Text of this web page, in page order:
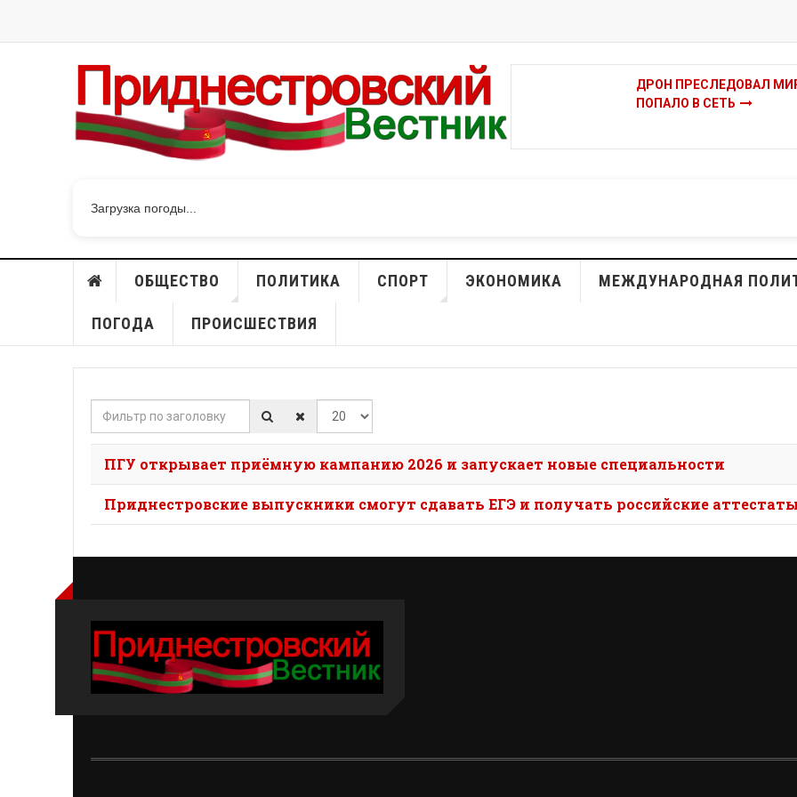
ДРОН ПРЕСЛЕДОВАЛ
ПОПАЛО В СЕТЬ
Загрузка погоды...
ОБЩЕСТВО ПОЛИТИКА СПОРТ ЭКОНОМИКА МЕЖДУНАРОДНАЯ
ПОГОДА ПРОИСШЕСТВИЯ
Фильтр по заголовку Кол-во строк:
ПГУ открывает приёмную кампанию 2026 и запускает новые специальности
Приднестровские выпускники смогут сдавать ЕГЭ и получать российские